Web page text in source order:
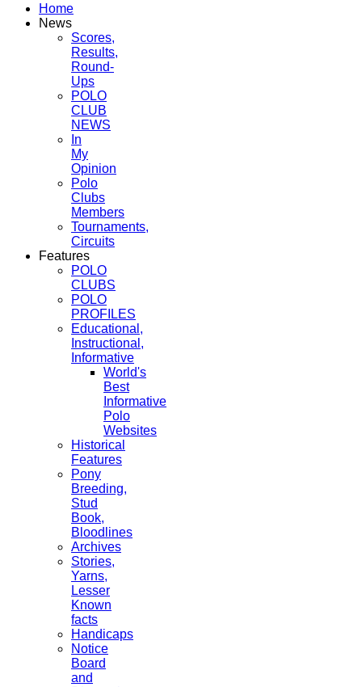
Home
News
Scores,
Results,
Round-
Ups
POLO
CLUB
NEWS
In
My
Opinion
Polo
Clubs
Members
Tournaments,
Circuits
Features
POLO
CLUBS
POLO
PROFILES
Educational,
Instructional,
Informative
World's
Best
Informative
Polo
Websites
Historical
Features
Pony
Breeding,
Stud
Book,
Bloodlines
Archives
Stories,
Yarns,
Lesser
Known
facts
Handicaps
Notice
Board
and